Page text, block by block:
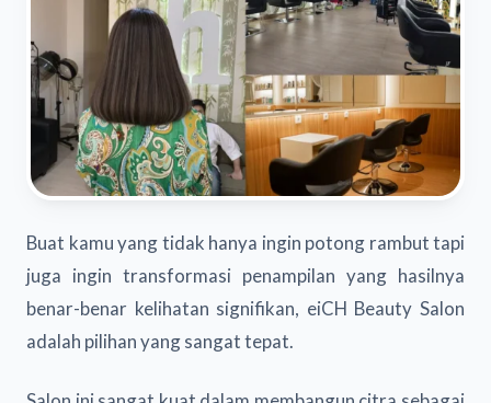
Buat kamu yang tidak hanya ingin potong rambut tapi
juga ingin transformasi penampilan yang hasilnya
benar-benar kelihatan signifikan, eiCH Beauty Salon
adalah pilihan yang sangat tepat.